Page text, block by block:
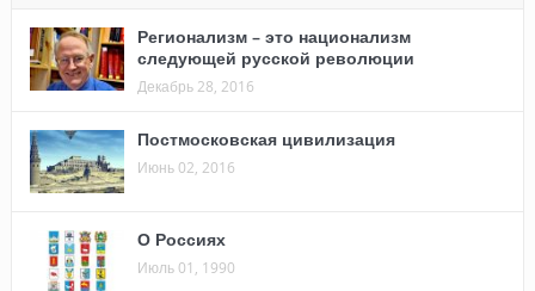
Регионализм – это национализм
следующей русской революции
Декабрь 28, 2016
Постмосковская цивилизация
Июнь 02, 2016
О Россиях
Июль 01, 1990